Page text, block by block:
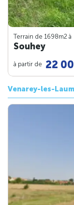
Terrain de 1698m2 à
Souhey
à partir de 22
Venarey-les-